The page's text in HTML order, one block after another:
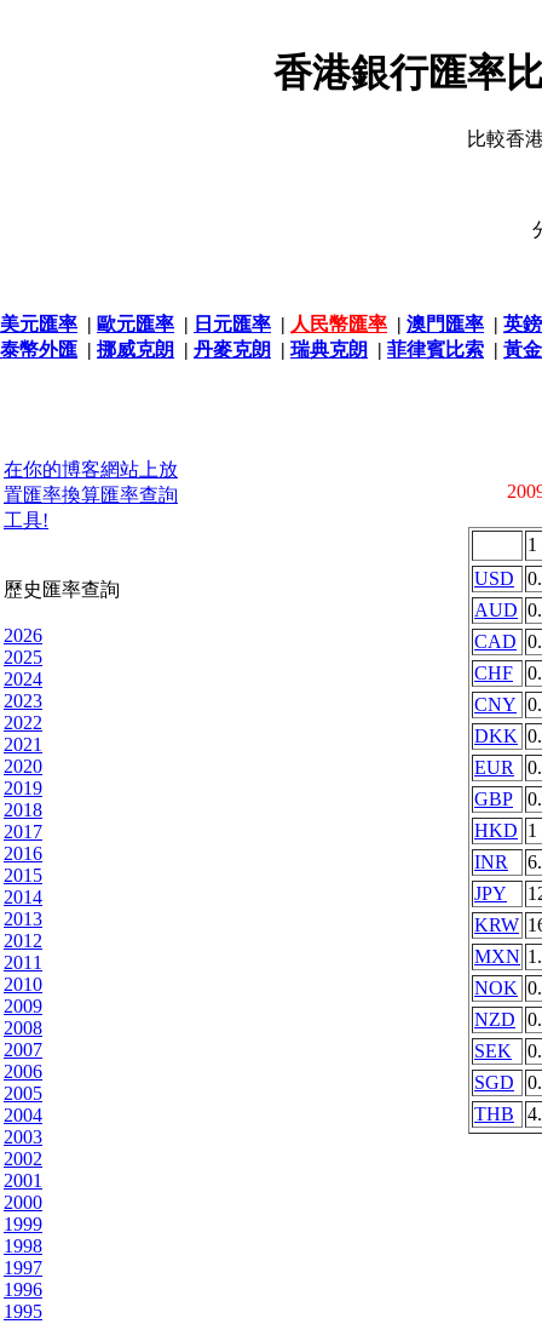
香港銀行匯率
比較香
美元匯率 | 歐元匯率 | 日元匯率 | 人民幣匯率 | 澳門匯率 | 英
泰幣外匯 | 挪威克朗 | 丹麥克朗 | 瑞典克朗 | 菲律賓比索 | 黃
在你的博客網站上放
置匯率換算匯率查詢
工具!
歷史匯率查詢
2026
2025
2024
2023
2022
2021
2020
2019
2018
2017
2016
2015
2014
2013
2012
2011
2010
2009
2008
2007
2006
2005
2004
2003
2002
2001
2000
1999
1998
1997
1996
1995
1
USD
AUD
CAD
CHF
CNY
DKK
EUR
GBP
HKD 1
INR
JPY
KRW
MXN
NOK
NZD
SEK
SGD
THB